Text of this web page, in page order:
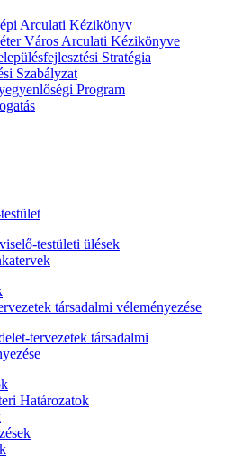
Arculati Kézikönyv
Város Arculati Kézikönyve
Stratégia
Szabályzat
Program
testületi ülések
társadalmi véleményezése
tervezetek társadalmi
Határozatok